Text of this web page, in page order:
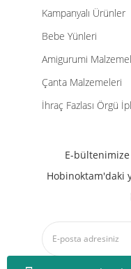
Kampanyalı Ürünler
Bebe Yünleri
Amigurumi
Çanta Malzemeleri
İhraç Fazlası Örgü
E-
Hobinoktam'daki